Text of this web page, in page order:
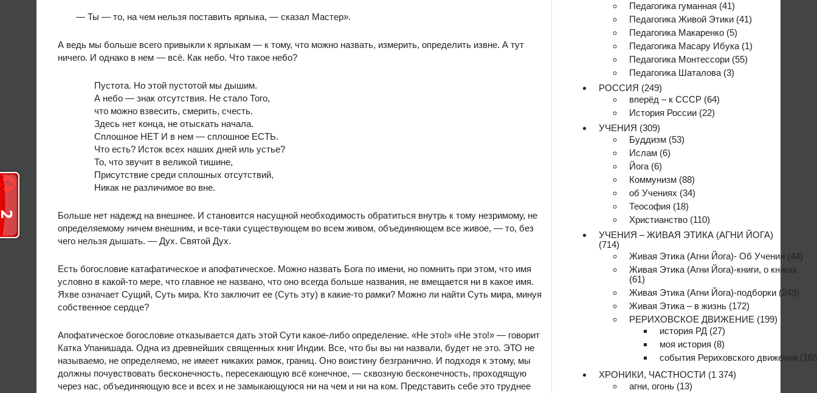
— Ты — то, на чем нельзя поставить ярлыка, — сказал Мастер».
А ведь мы больше всего привыкли к ярлыкам — к тому, что можно назвать, измерить, определить извне. А тут
ничего. И однако в нем — всё. Как небо. Что такое небо?
Пустота. Но этой пустотой мы дышим.
А небо — знак отсутствия. Не стало Того,
что можно взвесить, смерить, счесть.
Здесь нет конца, не отыскать начала.
Сплошное НЕТ И в нем — сплошное ЕСТЬ.
Что есть? Исток всех наших дней иль устье?
То, что звучит в великой тишине,
Присутствие среди сплошных отсутствий,
Никак не различимое во вне.
Больше нет надежд на внешнее. И становится насущной необходимость обратиться внутрь к тому незримому, не
определяемому ничем внешним, и все-таки существующем во всем живом, объединяющем все живое, — то, без
чего нельзя дышать. — Дух. Святой Дух.
Есть богословие катафатическое и апофатическое. Можно назвать Бога по имени, но помнить при этом, что имя
условно в какой-то мере, что главное не названо, что оно всегда больше названия, не вмещается ни в какое имя.
Яхве означает Сущий, Суть мира. Кто заключит ее (Суть эту) в какие-то рамки? Можно ли найти Суть мира, минуя
собственное сердце?
Апофатическое богословие отказывается дать этой Сути какое-либо определение. «Не это!» «Не это!» — говорит
Катка Упанишада. Одна из древнейших священных книг Индии. Все, что бы вы ни назвали, будет не это. ЭТО не
называемо, не определяемо, не имеет никаких рамок, границ. Оно воистину безгранично. И подходя к этому, мы
должны почувствовать бесконечность, пересекающую всё конечное, — сквозную бесконечность, проходящую
через нас, объединяющую все и всех и не замыкающуюся ни на чем и ни на ком. Представить себе это труднее
Педагогика гуманная (41)
Педагогика Живой Этики (41)
Педагогика Макаренко (5)
Педагогика Масару Ибука (1)
Педагогика Монтессори (55)
Педагогика Шаталова (3)
РОССИЯ (249)
вперёд – к СССР (64)
История России (22)
УЧЕНИЯ (309)
Буддизм (53)
Ислам (6)
Йога (6)
Коммунизм (88)
об Учениях (34)
Теософия (18)
Христианство (110)
УЧЕНИЯ – ЖИВАЯ ЭТИКА (АГНИ ЙОГА)
(714)
Живая Этика (Агни Йога)- Об Учении (44)
Живая Этика (Агни Йога)-книги, о книгах
(61)
Живая Этика (Агни Йога)-подборки (249)
Живая Этика – в жизнь (172)
РЕРИХОВСКОЕ ДВИЖЕНИЕ (199)
история РД (27)
моя история (8)
события Рериховского движения
ХРОНИКИ, ЧАСТНОСТИ (1 374)
агни, огонь (13)